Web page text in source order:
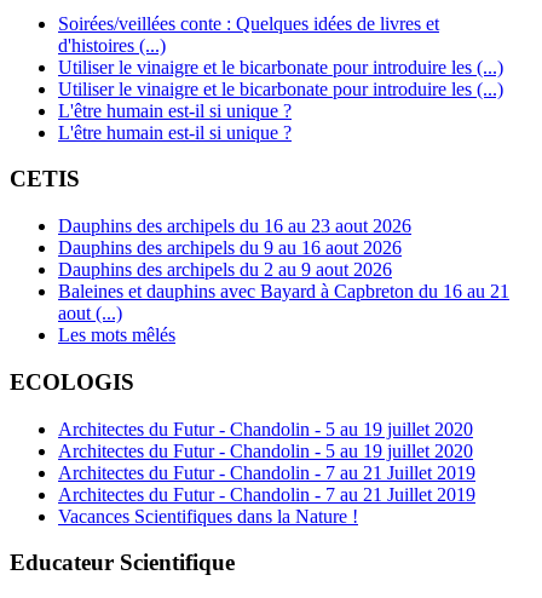
Soirées/veillées conte : Quelques idées de livres et
d'histoires (...)
Utiliser le vinaigre et le bicarbonate pour introduire les (...)
Utiliser le vinaigre et le bicarbonate pour introduire les (...)
L'être humain est-il si unique ?
L'être humain est-il si unique ?
CETIS
Dauphins des archipels du 16 au 23 aout 2026
Dauphins des archipels du 9 au 16 aout 2026
Dauphins des archipels du 2 au 9 aout 2026
Baleines et dauphins avec Bayard à Capbreton du 16 au 21
aout (...)
Les mots mêlés
ECOLOGIS
Architectes du Futur - Chandolin - 5 au 19 juillet 2020
Architectes du Futur - Chandolin - 5 au 19 juillet 2020
Architectes du Futur - Chandolin - 7 au 21 Juillet 2019
Architectes du Futur - Chandolin - 7 au 21 Juillet 2019
Vacances Scientifiques dans la Nature !
Educateur Scientifique